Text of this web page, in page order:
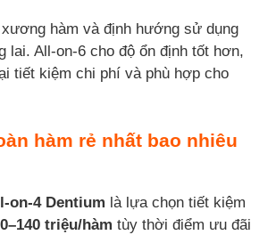
hàm và định hướng sử dụng
lai. All-on-6 cho độ ổn định tốt hơn,
tiết kiệm chi phí và phù hợp cho
hàm rẻ nhất bao nhiêu
on-4 Dentium là lựa chọn tiết kiệm
triệu/hàm tùy thời điểm ưu đãi